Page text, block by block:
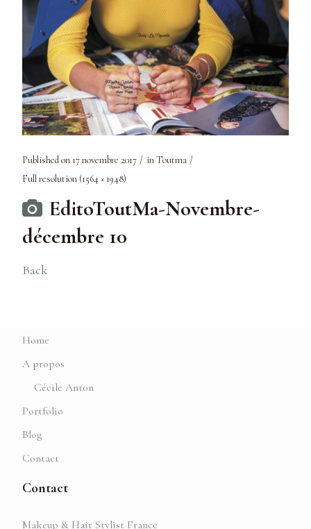
Published on 17 novembre 2017 inToutma
Full resolution (1564 × 1948)
EditoToutMa-Novembre-
décembre 10
Back
Home
A propos
Cécile Anton
Portfolio
Blog
Contact
Contact
Makeup & Hair Stylist France